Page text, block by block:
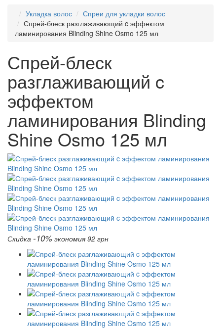
Укладка волос
Спреи для укладки волос
Спрей-блеск разглаживающий c эффектом
ламинирования Blinding Shine Osmo 125 мл
Спрей-блеск
разглаживающий c
эффектом
ламинирования Blinding
Shine Osmo 125 мл
Скидка -10% экономия 92 грн